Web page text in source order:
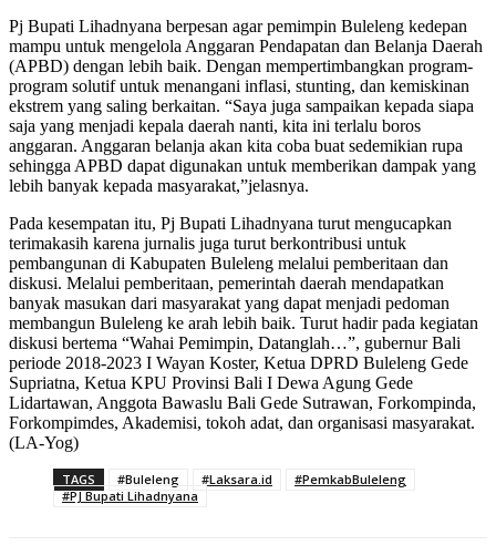
Pj Bupati Lihadnyana berpesan agar pemimpin Buleleng kedepan
mampu untuk mengelola Anggaran Pendapatan dan Belanja Daerah
(APBD) dengan lebih baik. Dengan mempertimbangkan program-
program solutif untuk menangani inflasi, stunting, dan kemiskinan
ekstrem yang saling berkaitan. “Saya juga sampaikan kepada siapa
saja yang menjadi kepala daerah nanti, kita ini terlalu boros
anggaran. Anggaran belanja akan kita coba buat sedemikian rupa
sehingga APBD dapat digunakan untuk memberikan dampak yang
lebih banyak kepada masyarakat,”jelasnya.
Pada kesempatan itu, Pj Bupati Lihadnyana turut mengucapkan
terimakasih karena jurnalis juga turut berkontribusi untuk
pembangunan di Kabupaten Buleleng melalui pemberitaan dan
diskusi. Melalui pemberitaan, pemerintah daerah mendapatkan
banyak masukan dari masyarakat yang dapat menjadi pedoman
membangun Buleleng ke arah lebih baik. Turut hadir pada kegiatan
diskusi bertema “Wahai Pemimpin, Datanglah…”, gubernur Bali
periode 2018-2023 I Wayan Koster, Ketua DPRD Buleleng Gede
Supriatna, Ketua KPU Provinsi Bali I Dewa Agung Gede
Lidartawan, Anggota Bawaslu Bali Gede Sutrawan, Forkompinda,
Forkompimdes, Akademisi, tokoh adat, dan organisasi masyarakat.
(LA-Yog)
TAGS #Buleleng #Laksara.id
#PemkabBuleleng
#PJ Bupati Lihadnyana